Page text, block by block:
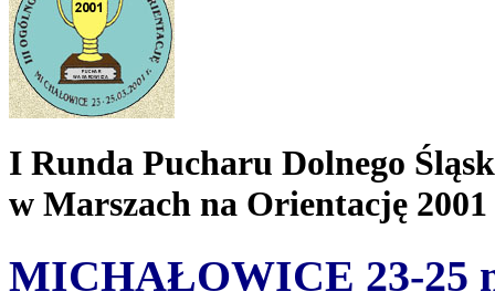
I Runda Pucharu Dolnego
w Marszach na Orientację
MICHAŁOWICE 23-25